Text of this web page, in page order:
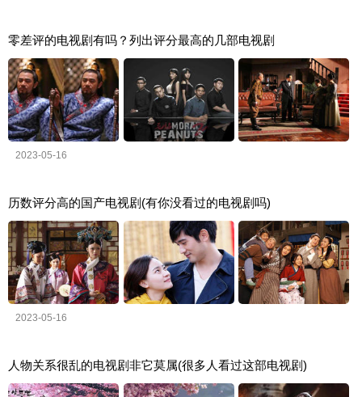
零差评的电视剧有吗？列出评分最高的几部电视剧
2023-05-16
历数评分高的国产电视剧(有你没看过的电视剧吗)
2023-05-16
人物关系很乱的电视剧非它莫属(很多人看过这部电视剧)